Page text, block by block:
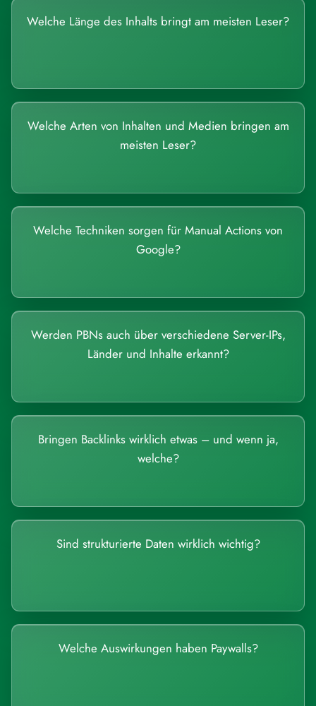
Welche Länge des Inhalts bringt am meisten Leser?
Welche Arten von Inhalten und Medien bringen am
meisten Leser?
Welche Techniken sorgen für Manual Actions von
Google?
Werden PBNs auch über verschiedene Server-IPs,
Länder und Inhalte erkannt?
Bringen Backlinks wirklich etwas – und wenn ja,
welche?
Sind strukturierte Daten wirklich wichtig?
Welche Auswirkungen haben Paywalls?